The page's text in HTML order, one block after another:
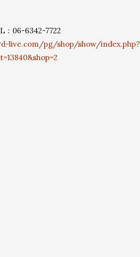
：06-6342-7722
live.com/pg/shop/show/index.php?